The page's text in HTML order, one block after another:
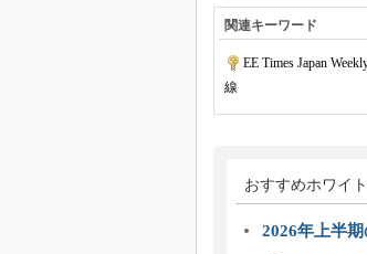
関連キーワード
EE Times Japan
線
おすすめホワイ
2026年上半